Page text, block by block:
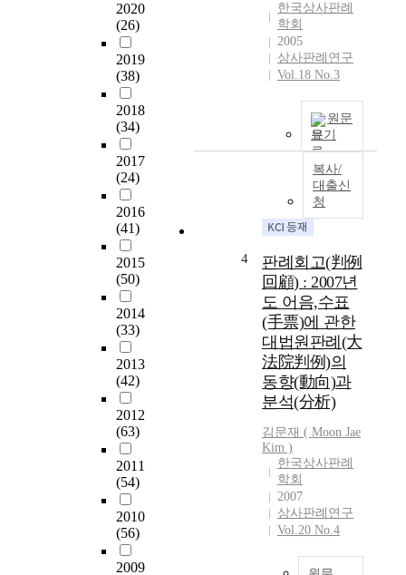
2020
(26)
2019
(38)
2018
(34)
2017
(24)
2016
(41)
2015
(50)
2014
(33)
2013
(42)
2012
(63)
2011
(54)
2010
(56)
2009
한국상사판례
학회
2005
상사판례연구
Vol.18 No.3
원문
보기
복사/
대출신
청
4
판례회고(判例
回顧) : 2007년
도 어음,수표
(手票)에 관한
대법원판례(大
法院判例)의
동향(動向)과
분석(分析)
김문재 ( Moon Jae
Kim )
한국상사판례
학회
2007
상사판례연구
Vol.20 No.4